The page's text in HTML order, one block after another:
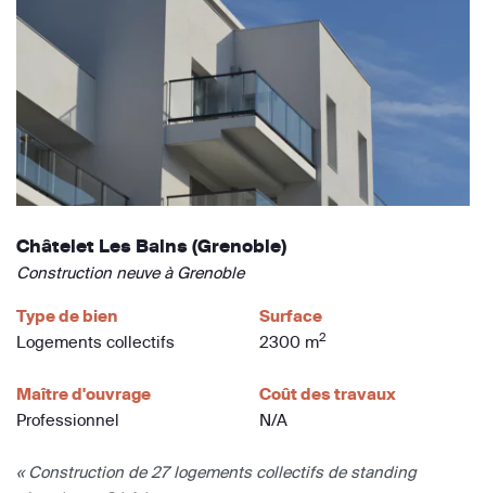
Châtelet Les Bains (Grenoble)
Construction neuve à Grenoble
Type de bien
Logements collectifs
Surface
2300 m2
Maître d'ouvrage
Professionnel
Coût des travaux
N/A
« Construction de 27 logements collectifs de standing